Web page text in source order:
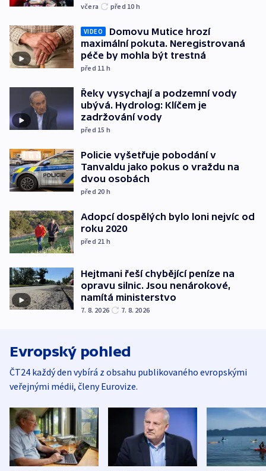
včera před 10 h
VIDEO
Domovu Mutice hrozí
maximální pokuta. Neregistrovaná
péče by mohla být trestná
před 11 h
Řeky vysychají a podzemní vody
ubývá. Hydrolog: Klíčem je
zadržování vody
před 15 h
Policie vyšetřuje pobodání v
Tanvaldu jako pokus o vraždu na
dvou osobách
před 20 h
Adopcí dospělých bylo loni nejvíc od
roku 2020
před 21 h
Hejtmani řeší chybějící peníze na
opravu silnic. Jsou nenárokové,
namítá ministerstvo
7. 8. 2026 7. 8. 2026
Evropský pohled
ČT24 každý den vybírá z obsahu publikovaného evropskými
veřejnými médii, členy Eurovize.